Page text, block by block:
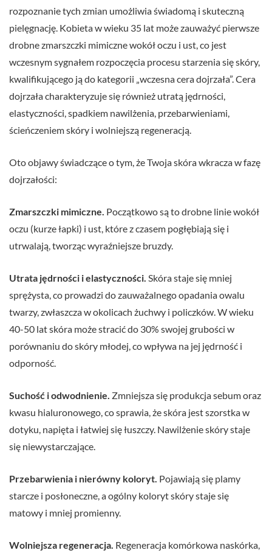
rozpoznanie tych zmian umożliwia świadomą i skuteczną
pielęgnację. Kobieta w wieku 35 lat może zauważyć pierwsze
drobne zmarszczki mimiczne wokół oczu i ust, co jest
wczesnym sygnałem rozpoczęcia procesu starzenia się skóry,
kwalifikującego ją do kategorii „wczesna cera dojrzała”. Cera
dojrzała charakteryzuje się również utratą jędrności,
elastyczności, spadkiem nawilżenia, przebarwieniami,
ścieńczeniem skóry i wolniejszą regeneracją.
Oto objawy świadczące o tym, że Twoja skóra wkracza w fazę
dojrzałości:
Zmarszczki mimiczne. Początkowo są to drobne linie wokół
oczu (kurze łapki) i ust, które z czasem pogłębiają się i
utrwalają, tworząc wyraźniejsze bruzdy.
Utrata jędrności i elastyczności. Skóra staje się mniej
sprężysta, co prowadzi do zauważalnego opadania owalu
twarzy, zwłaszcza w okolicach żuchwy i policzków. W wieku
40-50 lat skóra może stracić do 30% swojej grubości w
porównaniu do skóry młodej, co wpływa na jej jędrność i
odporność.
Suchość i odwodnienie. Zmniejsza się produkcja sebum oraz
kwasu hialuronowego, co sprawia, że skóra jest szorstka w
dotyku, napięta i łatwiej się łuszczy. Nawilżenie skóry staje
się niewystarczające.
Przebarwienia i nierówny koloryt. Pojawiają się plamy
starcze i posłoneczne, a ogólny koloryt skóry staje się
matowy i mniej promienny.
Wolniejsza regeneracja. Regeneracja komórkowa naskórka,